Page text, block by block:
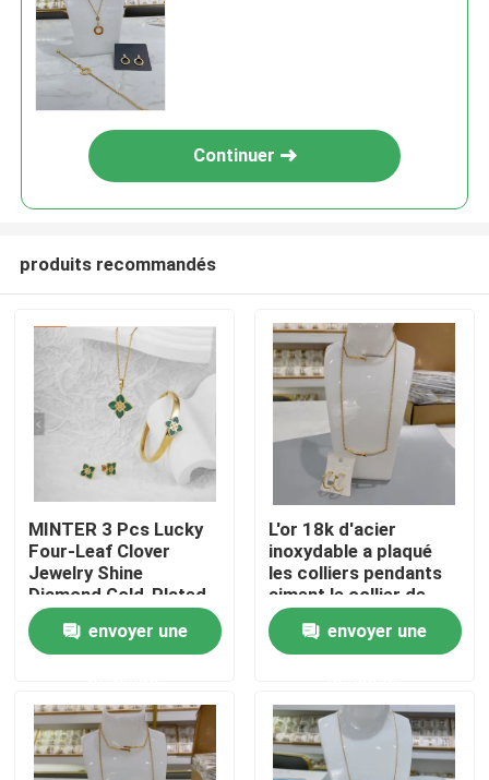
Accueil
Continuer
produits recommandés
MINTER 3 Pcs Lucky
Four-Leaf Clover
Jewelry Shine
Diamond Gold-Plated
Necklace Earrings
Braceletenvoyer une
L'or 18k d'acier
inoxydable a plaqué
les colliers pendants
aiment le collier de
marque
envoyer une